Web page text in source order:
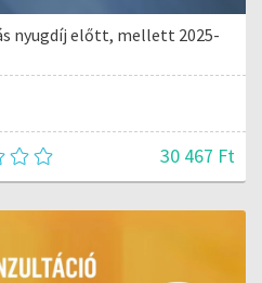
nyugdíj előtt, mellett 2025-
30 467 Ft